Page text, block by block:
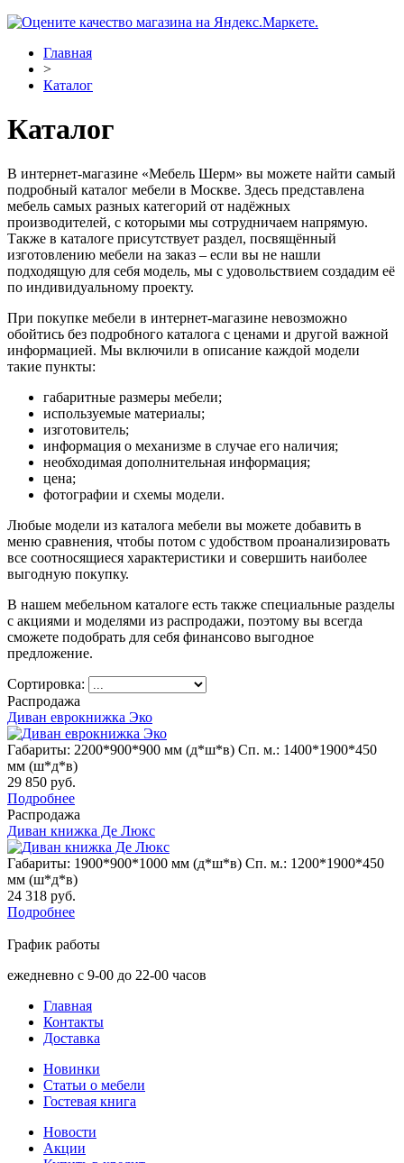
Главная
>
Каталог
Каталог
В интернет-магазине «Мебель Шерм» вы можете найти самый
подробный каталог мебели в Москве. Здесь представлена
мебель самых разных категорий от надёжных
производителей, с которыми мы сотрудничаем напрямую.
Также в каталоге присутствует раздел, посвящённый
изготовлению мебели на заказ – если вы не нашли
подходящую для себя модель, мы с удовольствием создадим её
по индивидуальному проекту.
При покупке мебели в интернет-магазине невозможно
обойтись без подробного каталога с ценами и другой важной
информацией. Мы включили в описание каждой модели
такие пункты:
габаритные размеры мебели;
используемые материалы;
изготовитель;
информация о механизме в случае его наличия;
необходимая дополнительная информация;
цена;
фотографии и схемы модели.
Любые модели из каталога мебели вы можете добавить в
меню сравнения, чтобы потом с удобством проанализировать
все соотносящиеся характеристики и совершить наиболее
выгодную покупку.
В нашем мебельном каталоге есть также специальные разделы
с акциями и моделями из распродажи, поэтому вы всегда
сможете подобрать для себя финансово выгодное
предложение.
Сортировка:
Распродажа
Диван еврокнижка Эко
Габариты: 2200*900*900 мм (д*ш*в) Сп. м.: 1400*1900*450
мм (ш*д*в)
29 850 руб.
Подробнее
Распродажа
Диван книжка Де Люкс
Габариты: 1900*900*1000 мм (д*ш*в) Сп. м.: 1200*1900*450
мм (ш*д*в)
24 318 руб.
Подробнее
График работы
ежедневно с 9-00 до 22-00 часов
Главная
Контакты
Доставка
Новинки
Статьи о мебели
Гостевая книга
Новости
Акции